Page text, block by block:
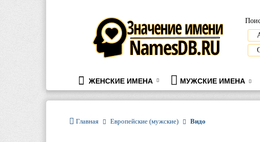
namesdb.ru
ЖЕНСКИЕ ИМЕНА МУЖСКИЕ ИМЕНА
Главная Европейские (мужские) Видо